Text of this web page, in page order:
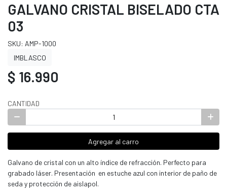
GALVANO CRISTAL BISELADO CTA
03
SKU: AMP-1000
IMBLASCO
$ 16.990
CANTIDAD
Agregar al carro
Galvano de cristal con un alto índice de refracción. Perfecto para
grabado láser. Presentación en estuche azul con interior de paño de
seda y protección de aislapol.